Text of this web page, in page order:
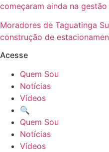
começaram ainda na gestão
Moradores de Taguatinga
construção de
Acesse
Quem Sou
Notícias
Vídeos
🔍
Quem Sou
Notícias
Vídeos